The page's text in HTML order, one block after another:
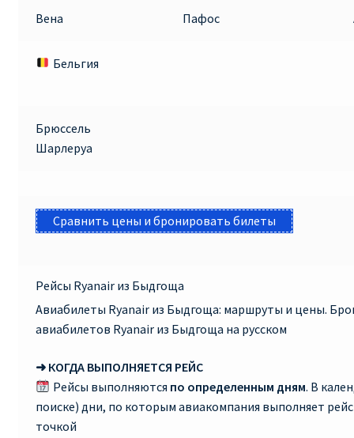
Вена Пафос
Бельгия
Брюссель
Шарлеруа
Сравнить цены и бронировать билеты
Рейсы Ryanair из Быдгоща
Авиабилеты Ryanair из Быдгоща: маршруты и цены.
авиабилетов Ryanair из Быдгоща на русском
➜ КОГДА ВЫПОЛНЯЕТСЯ РЕЙС
Рейсы выполняются по определенным дням. В
поиске) дни, по которым авиакомпания выполняет
точкой